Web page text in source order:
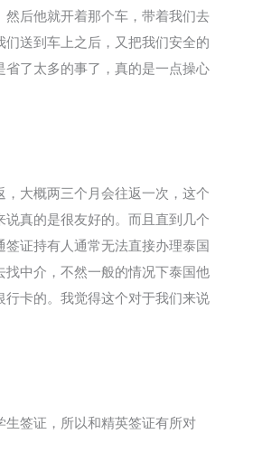
然后他就开着那个车，带着我们去
们送到车上之后，又把我们安全的
省了太多的事了，真的是一点操心
，大概两三个月会往返一次，这个
说真的是很友好的。而且直到几个
签证持有人通常无法直接办理泰国
找中介，不然一般的情况下泰国他
行卡的。我觉得这个对于我们来说
生签证，所以和精英签证有所对